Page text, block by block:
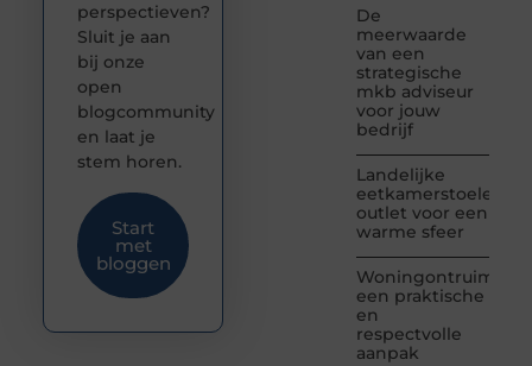
De
meerwaarde
van een
strategische
mkb adviseur
voor jouw
bedrijf
Landelijke
eetkamerstoelen
outlet voor een
warme sfeer
Woningontruiming:
een praktische
en
respectvolle
aanpak
perspectieven?
Sluit je aan
bij onze
open
blogcommunity
en laat je
stem horen.
Start
met
bloggen